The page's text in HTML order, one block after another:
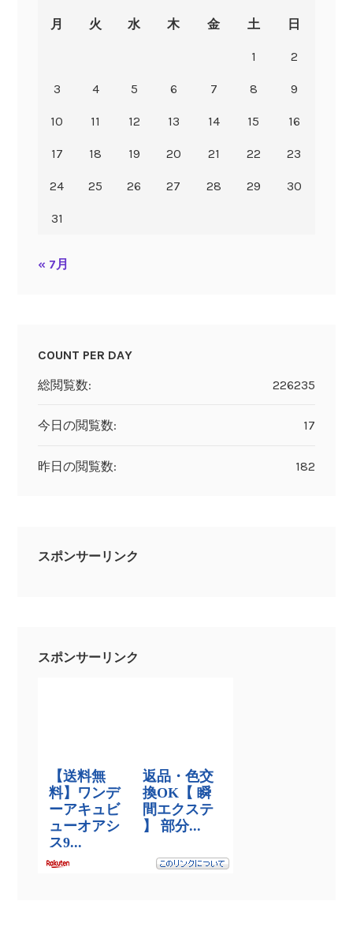
月 火 水 木 金 土 日
1 2
3 4 5 6 7 8 9
10 11 12 13 14 15 16
17 18 19 20 21 22 23
24 25 26 27 28 29 30
31
« 7月
COUNT PER DAY
226235
総閲覧数:
17
今日の閲覧数:
182
昨日の閲覧数:
スポンサーリンク
スポンサーリンク